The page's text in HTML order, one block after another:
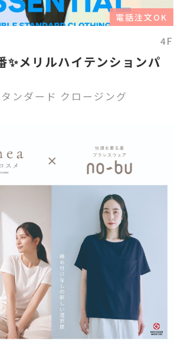
電話注文OK
4F
✨メリルハイテンションパ
ンダード クロージング